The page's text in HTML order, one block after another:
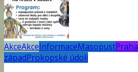
AkceAkceInformaceMasopustPraha
západProkopské údolí